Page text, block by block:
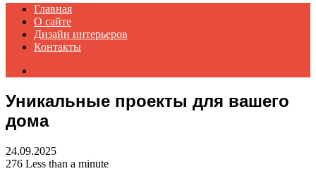
Главная
О сайте
Дизайн интерьеров
Контакты
Уникальные проекты для вашего
дома
24.09.2025
276 Less than a minute